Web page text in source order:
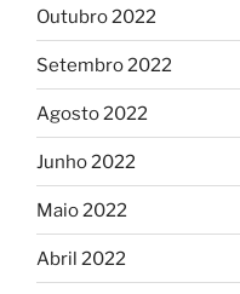
Outubro 2022
Setembro 2022
Agosto 2022
Junho 2022
Maio 2022
Abril 2022